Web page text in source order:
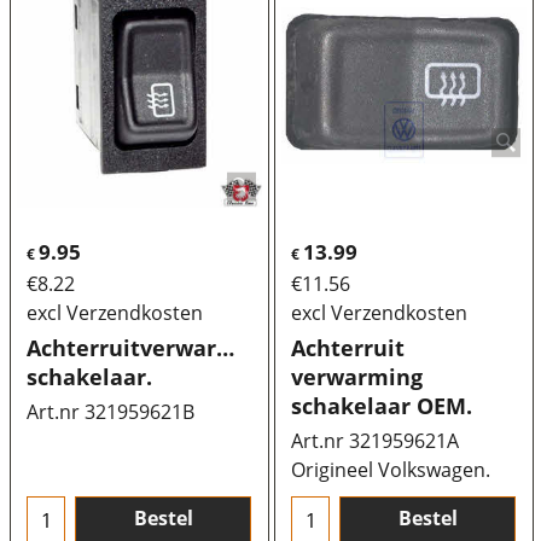
€9.95
€8.22
excl Verzendkosten
Achterruitverwarming
schakelaar.
Art.nr 321959621B
Bestel
€ 13.99
€11.56
excl Verzendkosten
Achterruit
verwarming
schakelaar OEM.
Art.nr 321959621A
Origineel Volkswagen.
Bestel